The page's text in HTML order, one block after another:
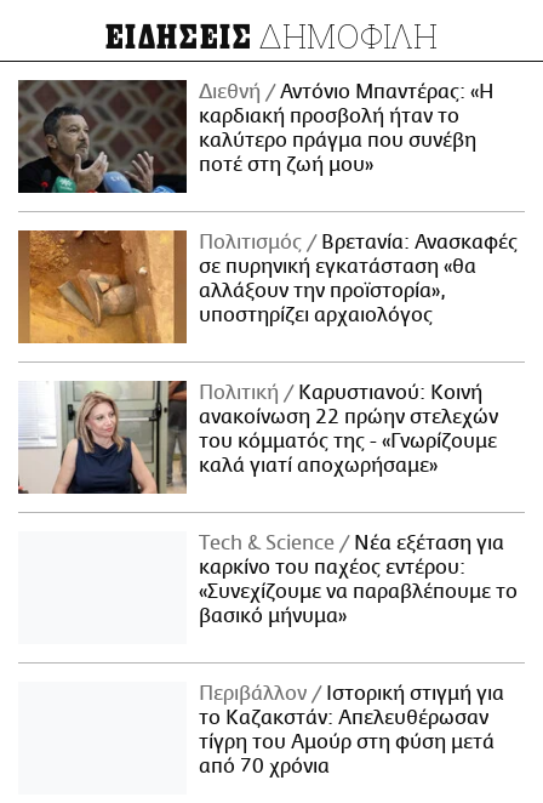
ΕΙΔΗΣΕΙΣ ΔΗΜΟΦΙΛΗ
Διεθνή
Αντόνιο Μπαντέρας: «Η
καρδιακή προσβολή ήταν το
καλύτερο πράγμα που συνέβη
ποτέ στη ζωή μου»
Πολιτισμός
Βρετανία: Ανασκαφές
σε πυρηνική εγκατάσταση «θα
αλλάξουν την προϊστορία»,
υποστηρίζει αρχαιολόγος
Πολιτική
Καρυστιανού: Κοινή
ανακοίνωση 22 πρώην στελεχών
του κόμματός της - «Γνωρίζουμε
καλά γιατί αποχωρήσαμε»
Τech & Science
Νέα εξέταση για
καρκίνο του παχέος εντέρου:
«Συνεχίζουμε να παραβλέπουμε το
βασικό μήνυμα»
Περιβάλλον
Ιστορική στιγμή για
το Καζακστάν: Απελευθέρωσαν
τίγρη του Αμούρ στη φύση μετά
από 70 χρόνια